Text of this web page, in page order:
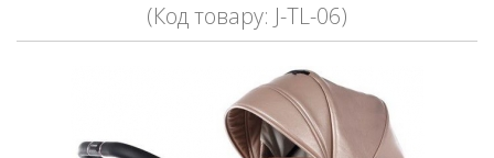
(Код товару: J-TL-06)